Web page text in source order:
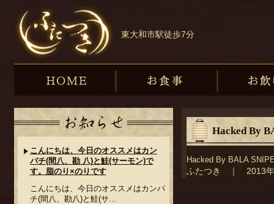
東大和市駅徒歩7分
Hacked By
Hacked By BALA
ふたつき ｜ 2013年
こんにちは、今日のオススメはカン
パチ(間八、勘 八)と鮭(サーモン)で
す。脂のり×のりです
こんにちは、今日のオススメはカンパ
チ(間八、勘八)と鮭(サ...